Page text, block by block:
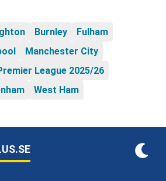
Burnley
Fulham
Manchester City
League 2025/26
West Ham